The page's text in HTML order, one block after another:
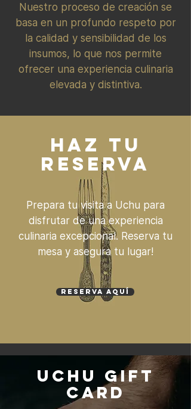
Nuestro proceso de creación se
basa en un profundo respeto por
la calidad y sensibilidad de los
insumos, lo que nos permite
ofrecer una experiencia culinaria
elevada y distintiva.
HAZ TU
RESERVA
Prepara tu visita a Uchu para
disfrutar de una experiencia
culinaria excepcional. Reserva tu
mesa y asegura tu lugar!
RESERVA AQUÍ
UCHU GIFT
CARD